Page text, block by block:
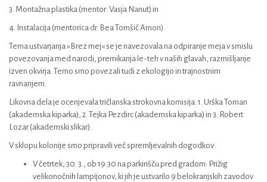
3. Montažna plastika (mentor: Vasja Nanut) in
4. Instalacija (mentorica dr. Bea Tomšič Amon).
Tema ustvarjanja »Brez mej« se je navezovala na odpiranje meja v smislu
povezovanja med narodi, premikanja le-teh v naših glavah, razmišljanje
izven okvirja. Temo smo povezali tudi z ekologijo in trajnostnim
ravnanjem.
Likovna dela je ocenjevala tričlanska strokovna komisija: 1. Urška Toman
(akademska kiparka), 2. Tejka Pezdirc (akademska kiparka) in 3. Robert
Lozar (akademski slikar).
V sklopu kolonije smo pripravili več spremljevalnih dogodkov:
V četrtek, 30. 3., ob 19.30 na parkirišču pred gradom: Prižig
velikonočnih lampijonov, ki jih je ustvarilo 9 belokranjskih zavodov